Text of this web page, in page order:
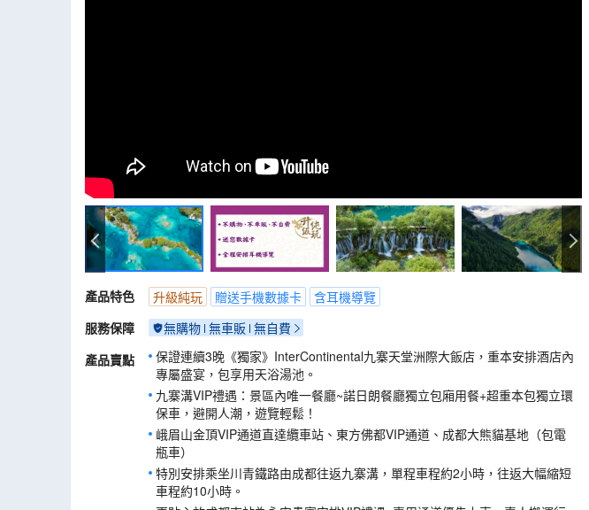
產品特色 升級純玩 贈送手機數據卡
含耳機導覽
服務保障
無購物 無車販 無自費
產品賣點
保證連續3晚《獨家》InterContinental九寨天堂洲際大飯店，重本安排酒店內
專屬盛宴，包享用天浴湯池。
九寨溝VIP禮遇：景區內唯一餐廳~諾日朗餐廳獨立包廂用餐+超重本包獨立環
保車，避開人潮，遊覽輕鬆！
峨眉山金頂VIP通道直達纜車站、東方佛都VIP通道、成都大熊貓基地（包電
瓶車）
特別安排乘坐川青鐵路由成都往返九寨溝，單程車程約2小時，往返大幅縮短
車程約10小時。